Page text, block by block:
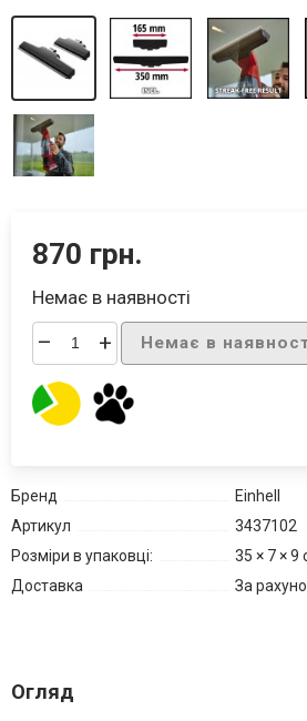
870 грн.
Немає в наявності
– + Немає в
Бренд
Einhell
Артикул
3437102
Розміри в упаковці:
35 × 7 × 9
Доставка
За
Огляд